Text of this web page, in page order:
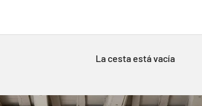
La cesta está vacía